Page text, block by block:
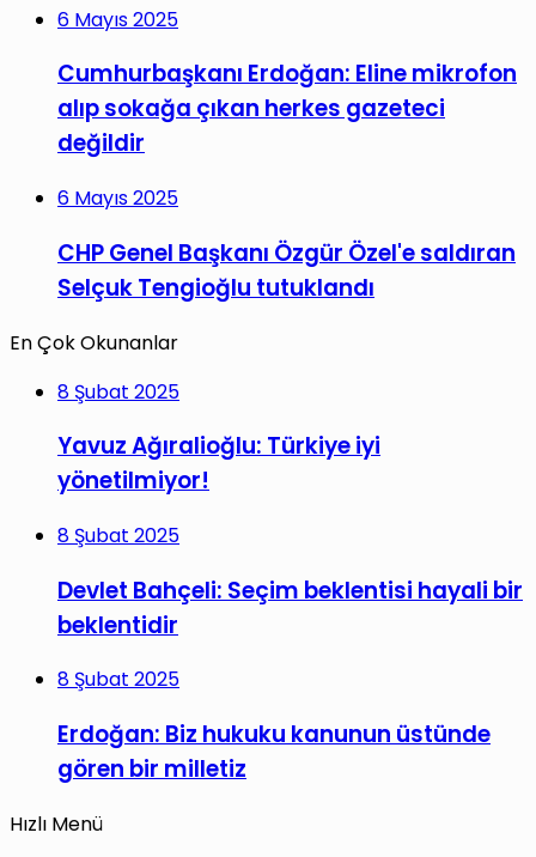
6 Mayıs 2025
Cumhurbaşkanı Erdoğan: Eline mikrofon
alıp sokağa çıkan herkes gazeteci
değildir
6 Mayıs 2025
CHP Genel Başkanı Özgür Özel'e saldıran
Selçuk Tengioğlu tutuklandı
En Çok Okunanlar
8 Şubat 2025
Yavuz Ağıralioğlu: Türkiye iyi
yönetilmiyor!
8 Şubat 2025
Devlet Bahçeli: Seçim beklentisi hayali bir
beklentidir
8 Şubat 2025
Erdoğan: Biz hukuku kanunun üstünde
gören bir milletiz
Hızlı Menü